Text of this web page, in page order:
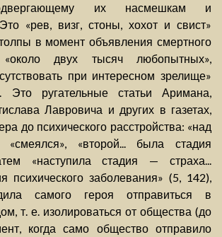
их насмешкам и
«рев, визг, стоны, хохот и свист»
в момент объявления смертного
двух тысяч любопытных»,
при интересном зрелище»
Это ругательные статьи Аримана,
Лавровича и других в газетах,
до психического расстройства: «над
«второй... была стадия
«наступила стадия — страха...
психического заболевания» (5, 142),
самого героя отправиться в
т. е. изолироваться от общества (до
когда само общество отправило